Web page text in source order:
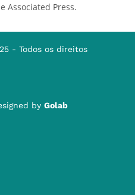
Associated Press.
- Todos os direitos
by Golab